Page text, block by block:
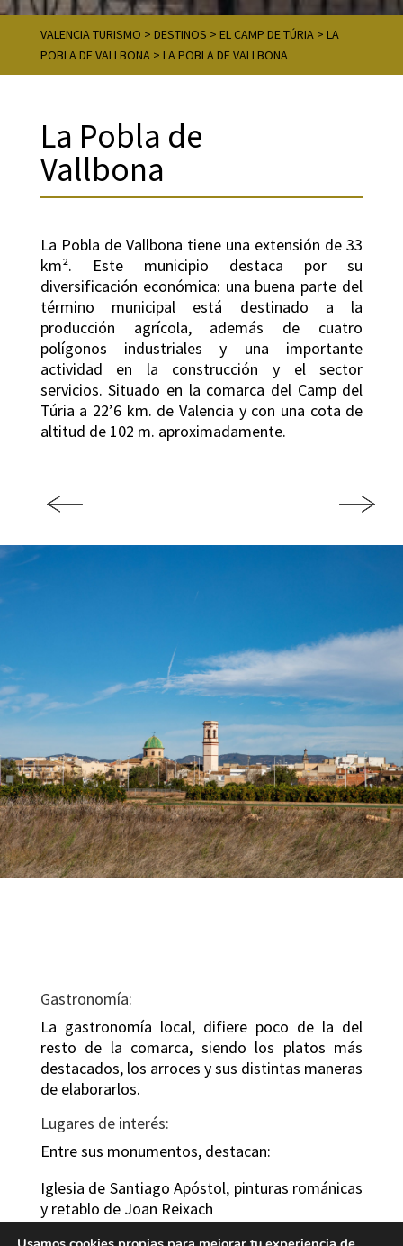
VALENCIA TURISMO > DESTINOS > EL CAMP DE TÚRIA> LA
POBLA DE VALLBONA> LA POBLA DE VALLBONA
La Pobla de
Vallbona
La Pobla de Vallbona tiene una extensión de 33
km². Este municipio destaca por su
diversificación económica: una buena parte del
término municipal está destinado a la
producción agrícola, además de cuatro
polígonos industriales y una importante
actividad en la construcción y el sector
servicios. Situado en la comarca del Camp del
Túria a 22’6 km. de Valencia y con una cota de
altitud de 102 m. aproximadamente.
Gastronomía:
La gastronomía local, difiere poco de la del
resto de la comarca, siendo los platos más
destacados, los arroces y sus distintas maneras
de elaborarlos.
Lugares de interés:
Entre sus monumentos, destacan:
Iglesia de Santiago Apóstol, pinturas románicas
y retablo de Joan Reixach